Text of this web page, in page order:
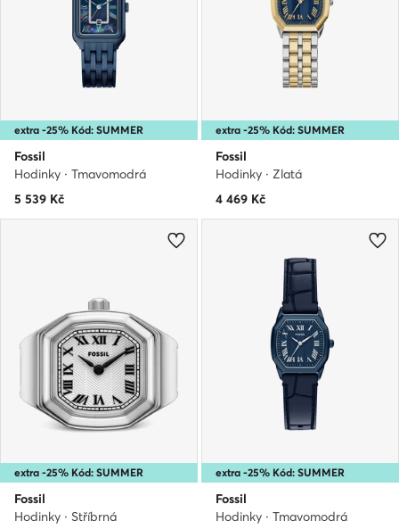
extra -25% Kód: SUMMER
Fossil
Hodinky · Tmavomodrá
5 539 Kč
extra -25% Kód: SUMMER
Fossil
Hodinky · Zlatá
4 469 Kč
extra -25% Kód: SUMMER
Fossil
Hodinky · Stříbrná
extra -25% Kód: SUMMER
Fossil
Hodinky · Tmavomodrá